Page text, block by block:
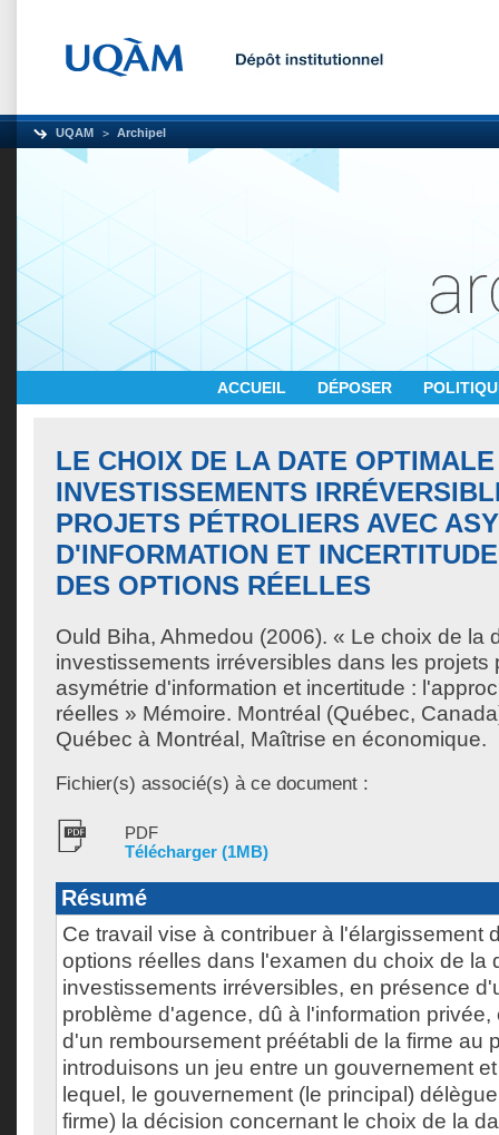
UQAM Archipel
ACCUEIL DÉPOSER
LE CHOIX DE LA DATE
INVESTISSEMENTS
PROJETS PÉTROLIERS AVEC
D'INFORMATION ET
DES OPTIONS RÉELLES
Ould Biha, Ahmedou (2006). « Le choix de la
investissements irréversibles dans les projets
asymétrie d'information et incertitude :
réelles » Mémoire. Montréal (Québec,
Québec à Montréal, Maîtrise en économique.
Fichier(s) associé(s) à ce document :
PDF
Télécharger (1MB)
Résumé
Ce travail vise à contribuer à l'élargissement
options réelles dans l'examen du choix de la
investissements irréversibles, en présence
problème d'agence, dû à l'information privée,
d'un remboursement préétabli de la firme au
introduisons un jeu entre un gouvernement
lequel, le gouvernement (le principal)
firme) la décision concernant le choix de la